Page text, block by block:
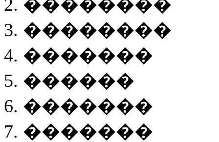
2. ��������
3. ��������
4. �������
5. ������
6. �������
7. �������